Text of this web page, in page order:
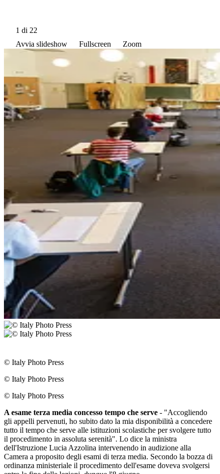
1 di 22
Avvia slideshow
Fullscreen Zoom
© Italy Photo Press
© Italy Photo Press
© Italy Photo Press
A esame terza media concesso tempo che serve - "Accogliendo
gli appelli pervenuti, ho subito dato la mia disponibilità a concedere
tutto il tempo che serve alle istituzioni scolastiche per svolgere tutto
il procedimento in assoluta serenità". Lo dice la ministra
dell'Istruzione Lucia Azzolina intervenendo in audizione alla
Camera a proposito degli esami di terza media. Secondo la bozza di
ordinanza ministeriale il procedimento dell'esame doveva svolgersi